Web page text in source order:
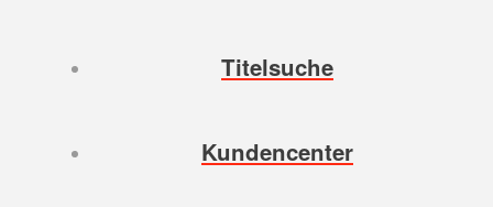
Titelsuche
Kundencenter